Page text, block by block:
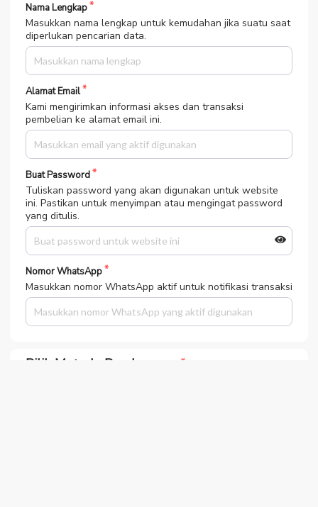
Nama Lengkap
Masukkan nama lengkap untuk kemudahan jika suatu saat
diperlukan pencarian data.
Alamat Email
Kami mengirimkan informasi akses dan transaksi
pembelian ke alamat email ini.
Buat Password
Tuliskan password yang akan digunakan untuk website
ini. Pastikan untuk menyimpan atau mengingat password
yang ditulis.
Nomor WhatsApp
Masukkan nomor WhatsApp aktif untuk notifikasi transaksi
Pilih Metode Pembayaran